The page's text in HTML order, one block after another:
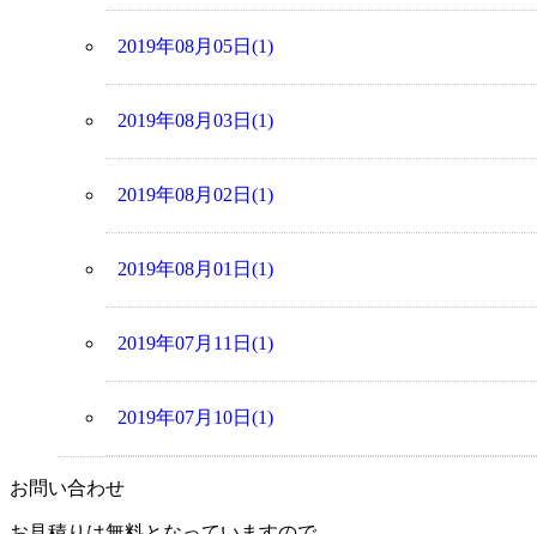
2019年08月05日(1)
2019年08月03日(1)
2019年08月02日(1)
2019年08月01日(1)
2019年07月11日(1)
2019年07月10日(1)
お問い合わせ